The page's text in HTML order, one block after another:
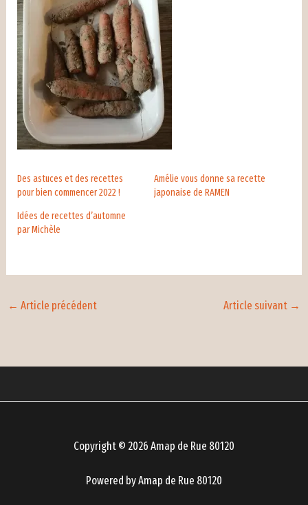
Des astuces et des recettes
pour bien commencer 2022 !
Amélie vous donne sa recette
japonaise de RAMEN
Idées de recettes d’automne
par Michèle
← Article précédent Article suivant →
Copyright © 2026 Amap de Rue 80120
Powered by Amap de Rue 80120